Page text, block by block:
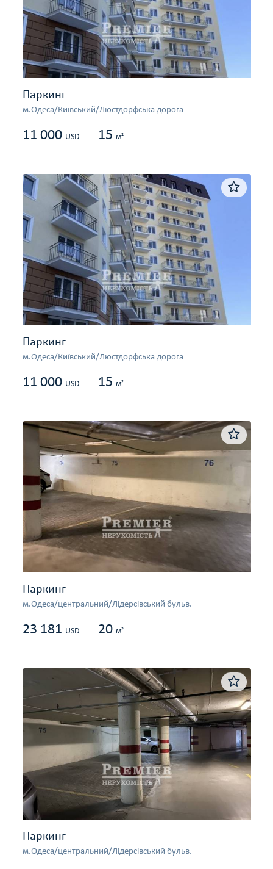
Паркинг
м.Одеса/Київський/Люстдорфська дорога
11 000 USD 15 м2
Паркинг
м.Одеса/Київський/Люстдорфська дорога
11 000 USD 15 м2
Паркинг
м.Одеса/центральний/Лідерсівський бульв.
23 181 USD 20 м2
Паркинг
м.Одеса/центральний/Лідерсівський бульв.